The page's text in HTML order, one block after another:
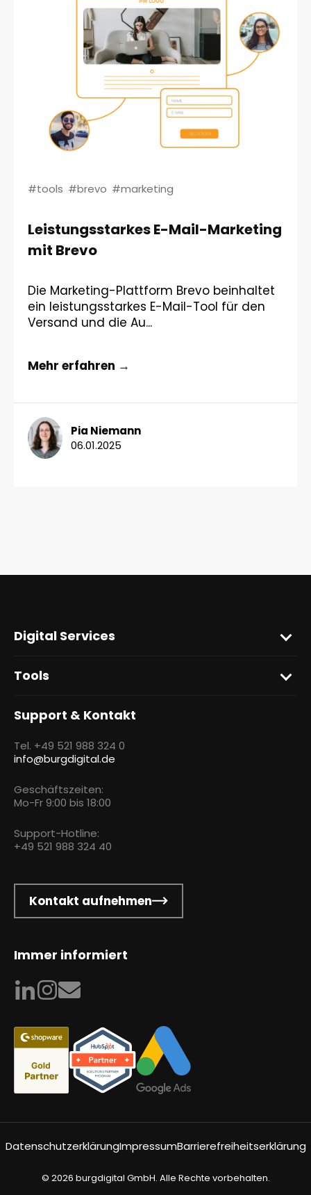
#tools #brevo #marketing
Leistungsstarkes E-Mail-Marketing
mit Brevo
Die Marketing-Plattform Brevo beinhaltet
ein leistungsstarkes E-Mail-Tool für den
Versand und die Au...
Mehr erfahren →
Pia Niemann
06.01.2025
Digital Services
Tools
Support & Kontakt
Tel. +49 521 988 324 0
info@burgdigital.de
Geschäftszeiten:
Mo-Fr 9:00 bis 18:00
Support-Hotline:
+49 521 988 324 40
Kontakt aufnehmen
Immer informiert
© 2026 burgdigital GmbH. Alle Rechte vorbehalten.
DatenschutzerklärungImpressumBarrierefreiheitserklärung